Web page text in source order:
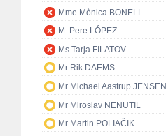
Mme Mònica BONELL
M. Pere LÓPEZ
Ms Tarja FILATOV
Mr Rik DAEMS
Mr Michael Aastrup JENSEN
Mr Miroslav NENUTIL
Mr Martin POLIAČIK